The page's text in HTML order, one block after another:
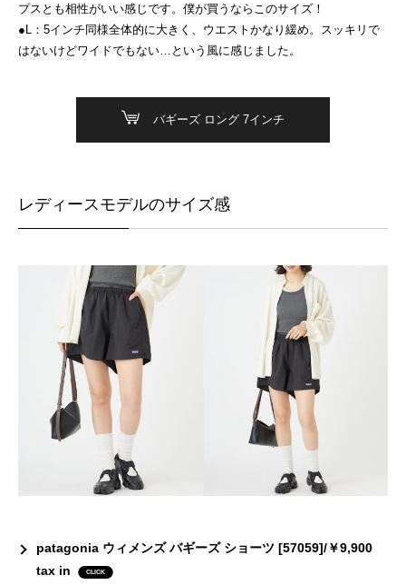
プスとも相性がいい感じです。僕が買うならこのサイズ！
●L：5インチ同様全体的に大きく、ウエストかなり緩め。スッキリで
はないけどワイドでもない…という風に感じました。
バギーズ ロング 7インチ
レディースモデルのサイズ感
patagonia ウィメンズ バギーズ ショーツ [57059]/￥9,900
tax in